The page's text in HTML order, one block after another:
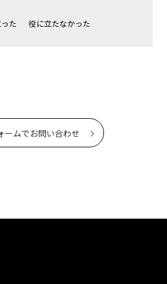
た 役に立たなかった
ームでお問い合わせ